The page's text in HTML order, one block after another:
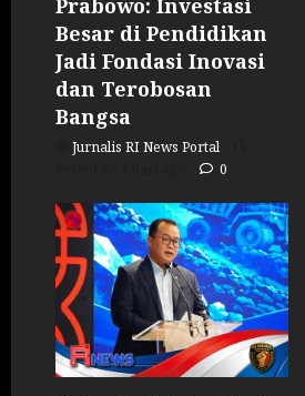
Prabowo: Investasi
Besar di Pendidikan
Jadi Fondasi Inovasi
dan Terobosan
Bangsa
Jurnalis RI News Portal
0